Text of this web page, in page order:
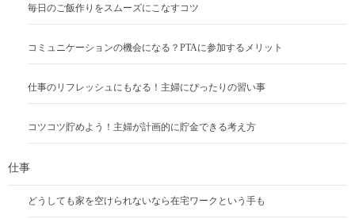
毎日のご飯作りをスムーズにこなすコツ
コミュニケーションの機会になる？PTAに参加するメリット
仕事のリフレッシュにもなる！主婦にぴったりの習い事
コツコツ貯めよう！主婦が計画的に貯金できる考え方
仕事
どうしても家を空けられないなら在宅ワークという手も